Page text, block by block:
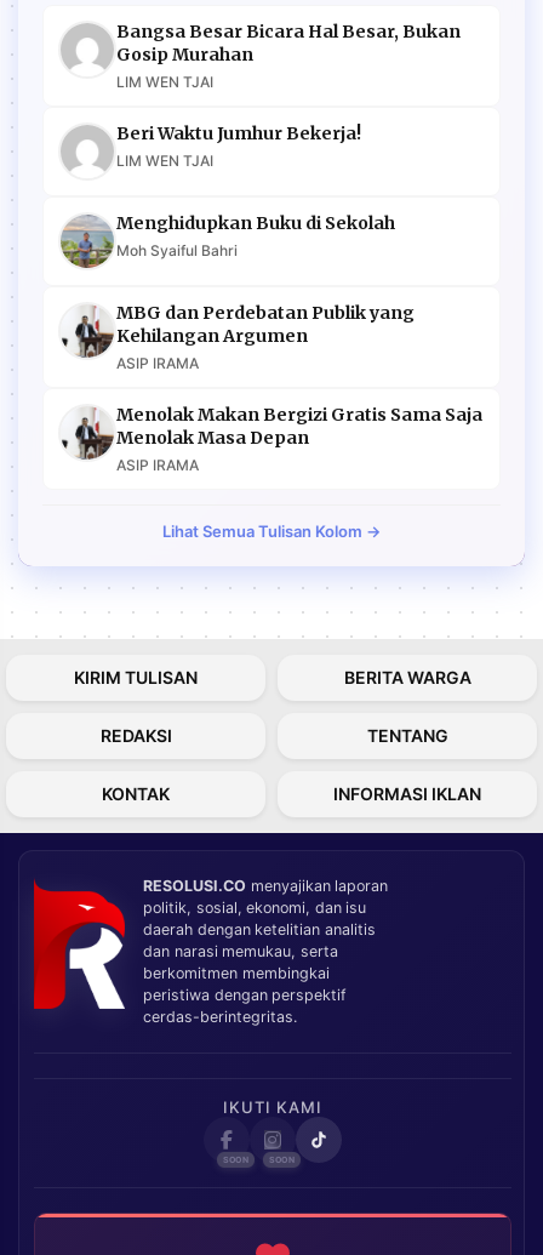
Bangsa Besar Bicara Hal Besar, Bukan
Gosip Murahan
LIM WEN TJAI
Beri Waktu Jumhur Bekerja!
LIM WEN TJAI
Menghidupkan Buku di Sekolah
Moh Syaiful Bahri
MBG dan Perdebatan Publik yang
Kehilangan Argumen
ASIP IRAMA
Menolak Makan Bergizi Gratis Sama Saja
Menolak Masa Depan
ASIP IRAMA
Lihat Semua Tulisan Kolom →
KIRIM TULISAN BERITA WARGA
REDAKSI TENTANG
KONTAK INFORMASI IKLAN
RESOLUSI.CO menyajikan laporan
politik, sosial, ekonomi, dan isu
daerah dengan ketelitian analitis
dan narasi memukau, serta
berkomitmen membingkai
peristiwa dengan perspektif
cerdas-berintegritas.
IKUTI KAMI